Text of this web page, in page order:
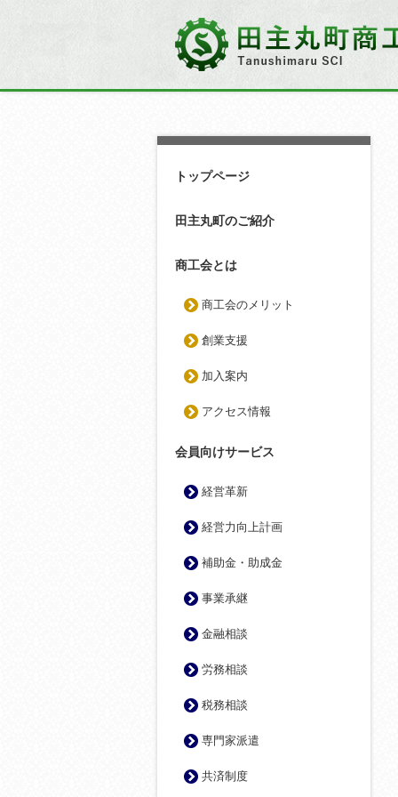
トップページ
田主丸町のご紹介
商工会とは
商工会のメリット
創業支援
加入案内
アクセス情報
会員向けサービス
経営革新
経営力向上計画
補助金・助成金
事業承継
金融相談
労務相談
税務相談
専門家派遣
共済制度